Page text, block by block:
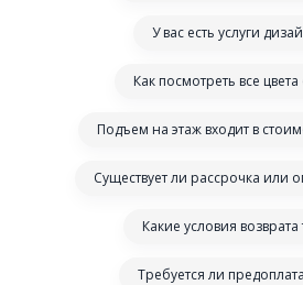
У вас есть услуги
Как посмотреть все цвета
Подъем на этаж входит в
Существует ли рассрочка или
Какие условия возврата
Требуется ли